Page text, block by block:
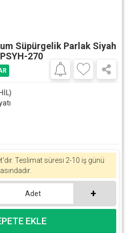
Süpürgelik Parlak Siyah
270
Teslimat süresi 2-10 iş günü
Adet +